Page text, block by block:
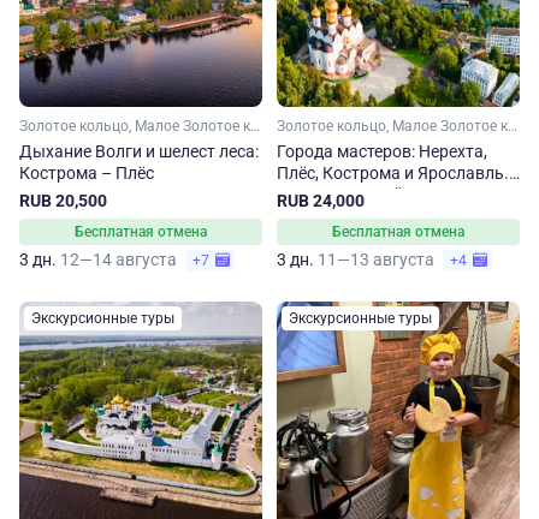
Золотое кольцо, Малое Золотое кольцо, Костромская область
Дыхание Волги и шелест леса:
Кострома – Плёс
RUB 20,500
Бесплатная отмена
3 дн. 12—14 августа +7
Золотое кольцо, Малое Золотое кольцо, Ярославская область, Костромская область
Города мастеров: Нерехта,
Плёс, Кострома и Ярославль.
Экскурсионный тур по
вторникам
RUB 24,000
Бесплатная отмена
3 дн. 11—13 августа +4
Экскурсионные туры Экскурсионные туры